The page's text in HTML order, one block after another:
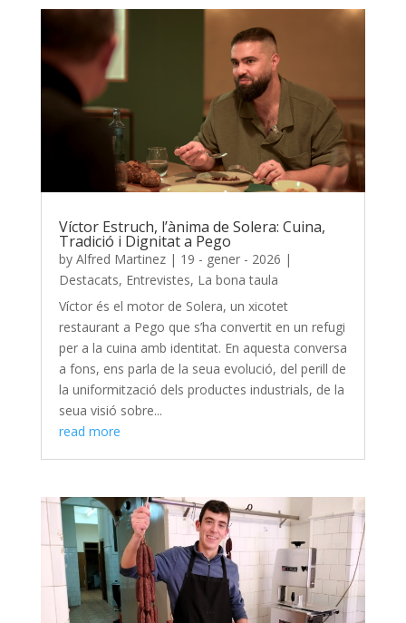
Víctor Estruch, l’ànima de Solera: Cuina,
Tradició i Dignitat a Pego
by Alfred Martinez| 19 - gener - 2026 |
Destacats, Entrevistes, La bona taula
Víctor és el motor de Solera, un xicotet
restaurant a Pego que s’ha convertit en un refugi
per a la cuina amb identitat. En aquesta conversa
a fons, ens parla de la seua evolució, del perill de
la uniformització dels productes industrials, de la
seua visió sobre...
read more